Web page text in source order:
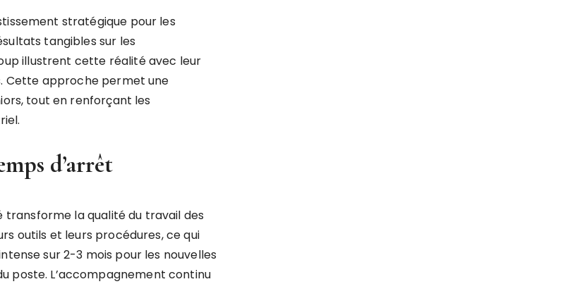
stratégique pour les
tangibles sur les
illustrent cette réalité avec leur
Cette approche permet une
tout en renforçant les
d’arrêt
transforme la qualité du travail des
outils et leurs procédures, ce qui
sur 2-3 mois pour les nouvelles
poste. L’accompagnement continu